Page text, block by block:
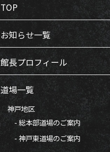
TOP
お知らせ一覧
館長プロフィール
道場一覧
神戸地区
- 総本部道場のご案内
- 神戸東道場のご案内